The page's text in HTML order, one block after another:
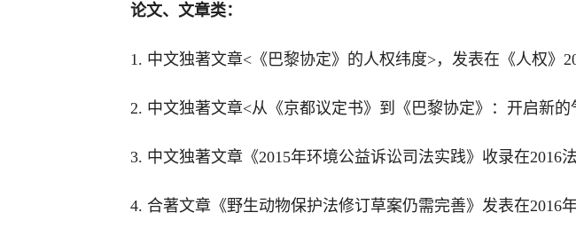
论文、文章类：
1. 中文独著文章<《巴黎协定》的人权纬度>，发表在《人权》
2. 中文独著文章<从《京都议定书》到《巴黎协定》：开启新
3. 中文独著文章《2015年环境公益诉讼司法实践》收录在2016
4. 合著文章《野生动物保护法修订草案仍需完善》发表在2016